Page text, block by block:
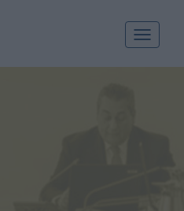
Toggle